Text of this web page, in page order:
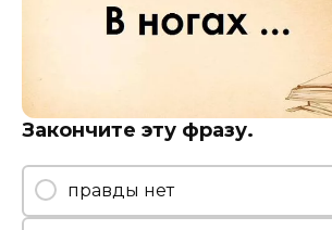
Закончите эту фразу.
правды нет